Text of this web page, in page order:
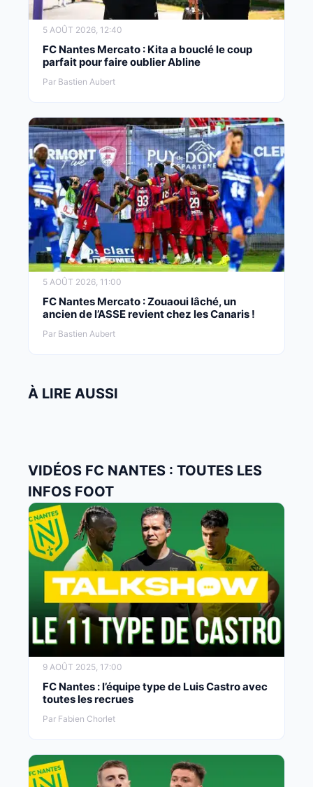
5 AOÛT 2026, 12:40
FC Nantes Mercato : Kita a bouclé le coup
parfait pour faire oublier Abline
Par Bastien Aubert
5 AOÛT 2026, 11:00
FC Nantes Mercato : Zouaoui lâché, un
ancien de l’ASSE revient chez les Canaris !
Par Bastien Aubert
À LIRE AUSSI
VIDÉOS FC NANTES : TOUTES LES
INFOS FOOT
9 AOÛT 2025, 17:00
FC Nantes : l’équipe type de Luis Castro avec
toutes les recrues
Par Fabien Chorlet